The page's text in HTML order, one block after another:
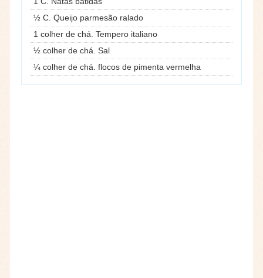
½ C. Queijo parmesão ralado
1 colher de chá. Tempero italiano
½ colher de chá. Sal
¼ colher de chá. flocos de pimenta vermelha